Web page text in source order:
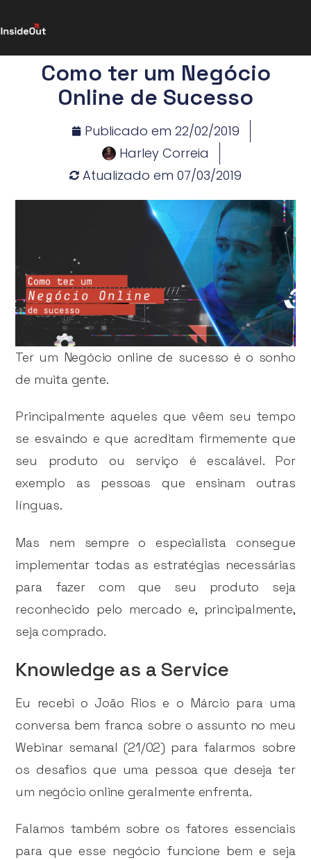
Como ter um Negócio
Online de Sucesso
Publicado em 22/02/2019
Harley Correia
Atualizado em 07/03/2019
Ter um Negócio online de sucesso é o sonho
de muita gente.
Principalmente aqueles que vêem seu tempo
se esvaindo e que acreditam firmemente que
seu produto ou serviço é escalável. Por
exemplo as pessoas que ensinam outras
línguas.
Mas nem sempre o especialista consegue
implementar todas as estratégias necessárias
para fazer com que seu produto seja
reconhecido pelo mercado e, principalmente,
seja comprado.
Knowledge as a Service
Eu recebi o João Rios e o Márcio para uma
conversa bem franca sobre o assunto no meu
Webinar semanal (21/02) para falarmos sobre
os desafios que uma pessoa que deseja ter
um negócio online geralmente enfrenta.
Falamos também sobre os fatores essenciais
para que esse negócio funcione bem e seja